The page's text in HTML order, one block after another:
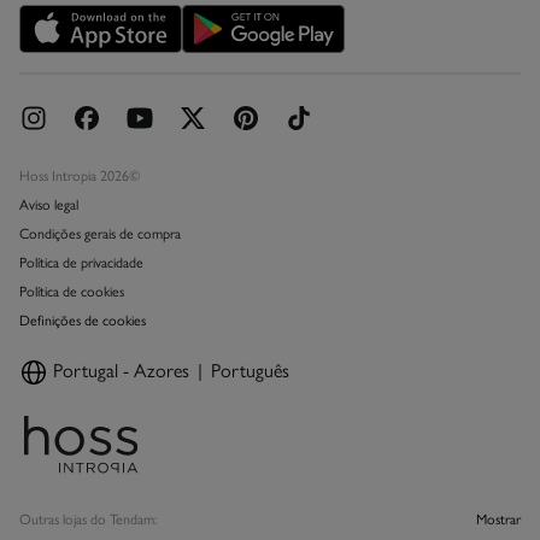
Livro de Reclamações online
Hoss Intropia 2026©
Aviso legal
Condições gerais de compra
Política de privacidade
Política de cookies
Definições de cookies
Portugal - Azores Português
Outras lojas do Tendam: Mostrar